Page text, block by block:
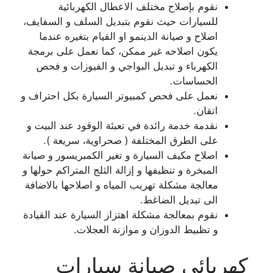
نقوم بإصلاح مختلف الاعطال الكهربائية
للسيارات حيث نقوم بتبديل السلف و السفايف،
اصلاح و صيانة الدينمو او القيام بتغيره عندما
يكون اصلاحه غير ممكن، كما نعمل على برمجة
الكهرباء و تبديل البواجي و الفيوزات و فحص
الحساسات.
نعمل على فحص كمبيوتر السيارة بكل احتراف و
اتقان.
نقدمة خدمة رائدة في تعبئة الوقود عند البيت و
على الطرق المختلفة ( صحراوية، سريعة ).
اصلاح مكيف السيارة و تغير الكمبريسور و صيانة
المبخرة و تنظيفها و إزالة الثلج المتراكم حولها و
معالجة مشكلة تهريب المياه و اصلاحها بالاضافة
الى تبديل الضاغط.
نقوم بمعالجة مشكلة اهتزاز السيارة عند القيادة
و تظبيط الدوزان و موازنة العجلات.
كهربائي صيانة سيارات